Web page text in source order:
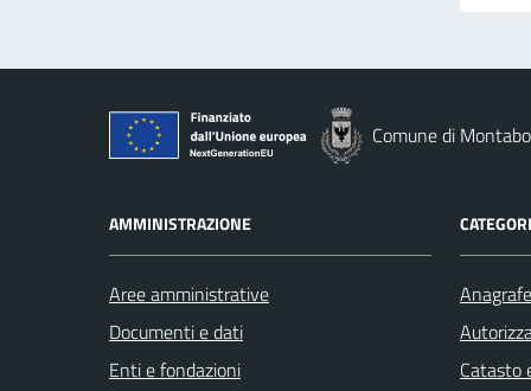
Comune di
AMMINISTRAZIONE
Aree amministrative
Documenti e dati
Enti e fondazioni
Catasto